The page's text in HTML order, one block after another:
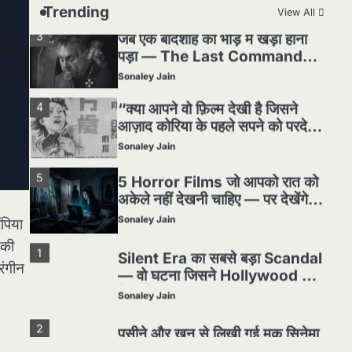
Trending View All
3
जब एक बादशाह को भीड़ में खड़ा होना
पड़ा — The Last Command
(1928) Review
Sonaley Jain
4
“क्या आपने वो फ़िल्म देखी है जिसने
आज़ाद कोरिया के पहले सपने को परदे
पर उतारा? — Viva Freedom!
Sonaley Jain
5
5 Horror Films जो आपको रात को
अकेले नहीं देखनी चाहिए — पर देखेंगे
ज़रूर
Sonaley Jain
1
Silent Era का सबसे बड़ा Scandal
— वो घटना जिसने Hollywood को
हिला दिया
Sonaley Jain
2
पसीने और खून से लिखी गई मूक सिनेमा